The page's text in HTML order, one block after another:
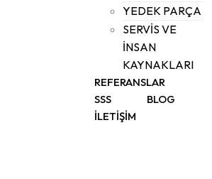
YEDEK PARÇA
SERVİS VE
İNSAN
KAYNAKLARI
REFERANSLAR
SSS
BLOG
İLETIŞIM